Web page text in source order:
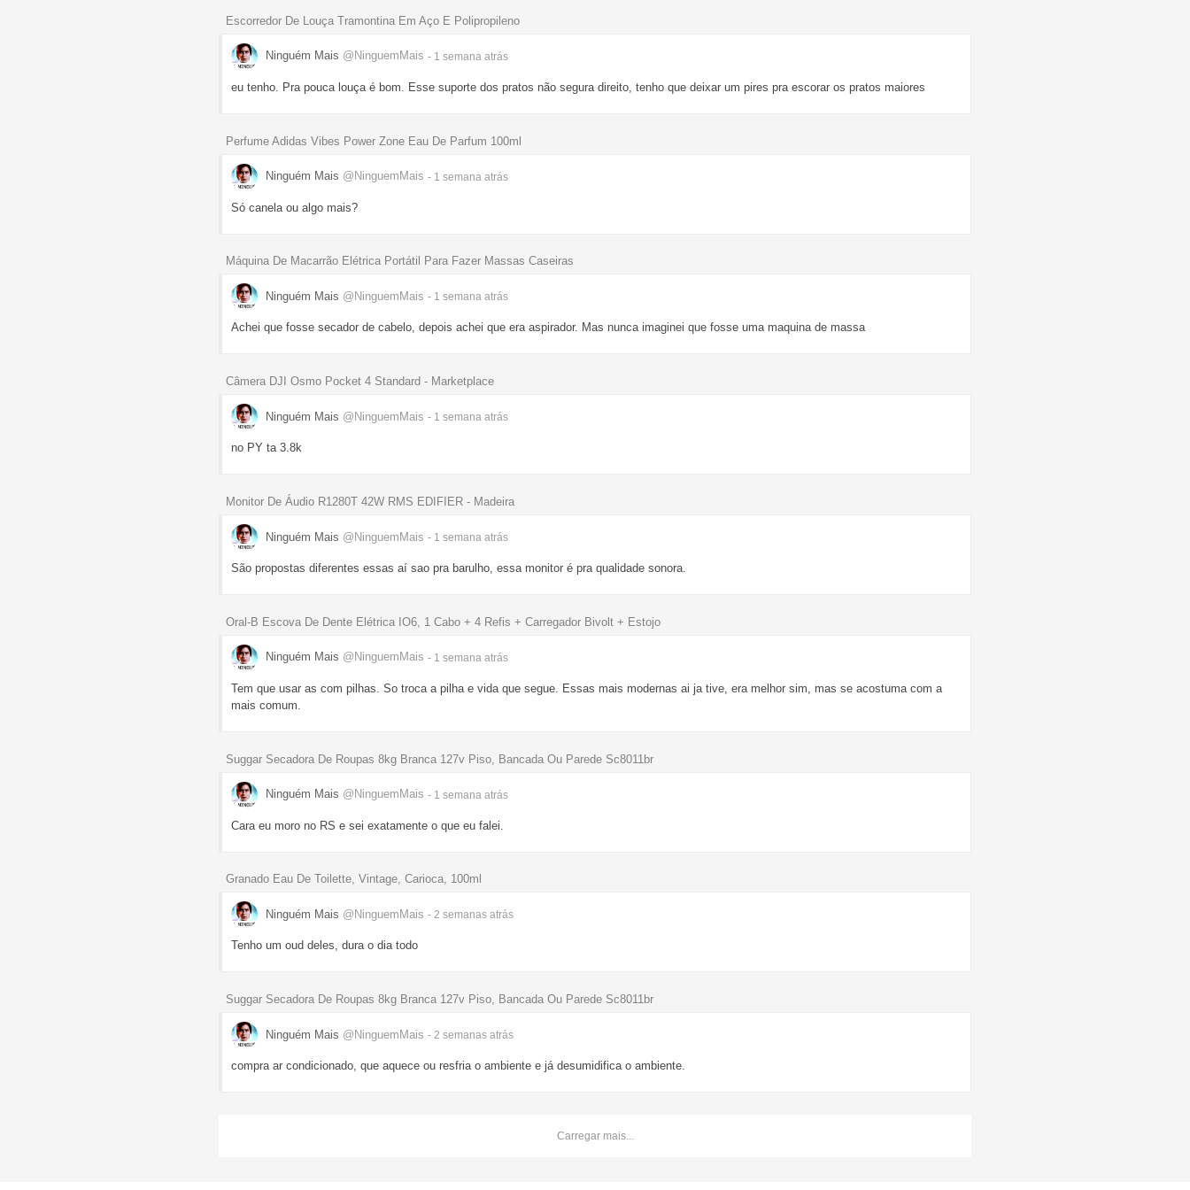
Escorredor De Louça Tramontina Em Aço E Polipropileno
Ninguém Mais @NinguemMais - 1 semana atrás
eu tenho. Pra pouca louça é bom. Esse suporte dos pratos não segura direito, tenho que deixar um pires pra escorar os pratos maiores
Perfume Adidas Vibes Power Zone Eau De Parfum 100ml
Ninguém Mais @NinguemMais - 1 semana atrás
Só canela ou algo mais?
Máquina De Macarrão Elétrica Portátil Para Fazer Massas Caseiras
Ninguém Mais @NinguemMais - 1 semana atrás
Achei que fosse secador de cabelo, depois achei que era aspirador. Mas nunca imaginei que fosse uma maquina de massa
Câmera DJI Osmo Pocket 4 Standard - Marketplace
Ninguém Mais @NinguemMais - 1 semana atrás
no PY ta 3.8k
Monitor De Áudio R1280T 42W RMS EDIFIER - Madeira
Ninguém Mais @NinguemMais - 1 semana atrás
São propostas diferentes essas aí sao pra barulho, essa monitor é pra qualidade sonora.
Oral-B Escova De Dente Elétrica IO6, 1 Cabo + 4 Refis + Carregador Bivolt + Estojo
Ninguém Mais @NinguemMais - 1 semana atrás
Tem que usar as com pilhas. So troca a pilha e vida que segue. Essas mais modernas ai ja tive, era melhor sim, mas se acostuma com a
mais comum.
Suggar Secadora De Roupas 8kg Branca 127v Piso, Bancada Ou Parede Sc8011br
Ninguém Mais @NinguemMais - 1 semana atrás
Cara eu moro no RS e sei exatamente o que eu falei.
Granado Eau De Toilette, Vintage, Carioca, 100ml
Ninguém Mais @NinguemMais - 2 semanas atrás
Tenho um oud deles, dura o dia todo
Suggar Secadora De Roupas 8kg Branca 127v Piso, Bancada Ou Parede Sc8011br
Ninguém Mais @NinguemMais - 2 semanas atrás
compra ar condicionado, que aquece ou resfria o ambiente e já desumidifica o ambiente.
Carregar mais...